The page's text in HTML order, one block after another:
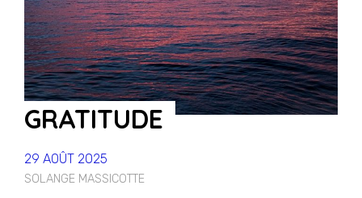
GRATITUDE
29 AOÛT 2025
SOLANGE MASSICOTTE